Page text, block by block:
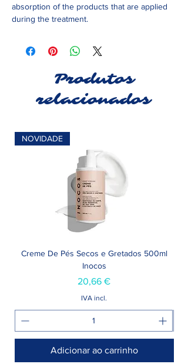
absorption of the products that are applied
during the treatment.
Produtos
relacionados
NOVIDADE
Creme De Pés Secos e Gretados 500ml
Inocos
Preço
20,66 €
IVA incl.
Adicionar ao carrinho